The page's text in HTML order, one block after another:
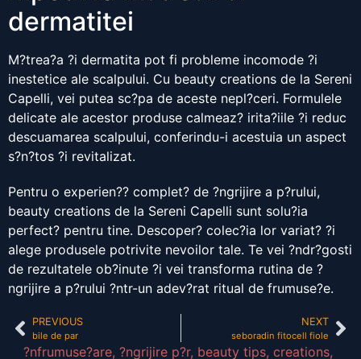
dermatitei
M?trea?a ?i dermatita pot fi probleme incomode ?i
inestetice ale scalpului. Cu beauty creations de la Sereni
Capelli, vei putea sc?pa de aceste nepl?ceri. Formulele
delicate ale acestor produse calmeaz? irita?iile ?i reduc
descuamarea scalpului, conferindu-i acestuia un aspect
s?n?tos ?i revitalizat.
Pentru o experien?? complet? de ?ngrijire a p?rului,
beauty creations de la Sereni Capelli sunt solu?ia
perfect? pentru tine. Descoper? colec?ia lor variat? ?i
alege produsele potrivite nevoilor tale. Te vei ?ndr?gosti
de rezultatele ob?inute ?i vei transforma rutina de ?
ngrijire a p?rului ?ntr-un adev?rat ritual de frumuse?e.
PREVIOUS
bile de par
NEXT
seboradin fitocell fiole
?nfrumuse?are, ?ngrijire p?r, beauty tips, creations,